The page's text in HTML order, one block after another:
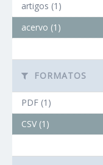
artigos (1)
acervo (1)
FORMATOS
PDF (1)
CSV (1)